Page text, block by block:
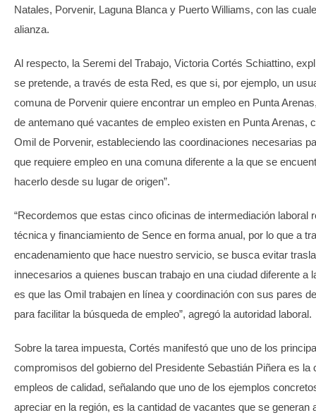
Natales, Porvenir, Laguna Blanca y Puerto Williams, con las
alianza.
Al respecto, la Seremi del Trabajo, Victoria Cortés Schiattino,
se pretende, a través de esta Red, es que si, por ejemplo, un
comuna de Porvenir quiere encontrar un empleo en Punta
de antemano qué vacantes de empleo existen en Punta Arenas,
Omil de Porvenir, estableciendo las coordinaciones necesarias
que requiere empleo en una comuna diferente a la que se
hacerlo desde su lugar de origen”.
“Recordemos que estas cinco oficinas de intermediación laboral
técnica y financiamiento de Sence en forma anual, por lo que a
encadenamiento que hace nuestro servicio, se busca evitar
innecesarios a quienes buscan trabajo en una ciudad diferente a
es que las Omil trabajen en línea y coordinación con sus pares
para facilitar la búsqueda de empleo”, agregó la autoridad laboral.
Sobre la tarea impuesta, Cortés manifestó que uno de los
compromisos del gobierno del Presidente Sebastián Piñera es la
empleos de calidad, señalando que uno de los ejemplos
apreciar en la región, es la cantidad de vacantes que se generan